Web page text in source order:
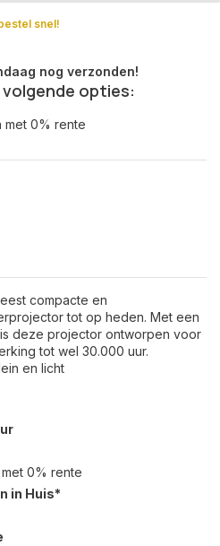
snel!
nog verzonden!
opties:
met 0% rente
compacte en
tot op heden. Met een
deze projector ontworpen voor
tot wel 30.000 uur.
en licht
met 0% rente
in Huis*